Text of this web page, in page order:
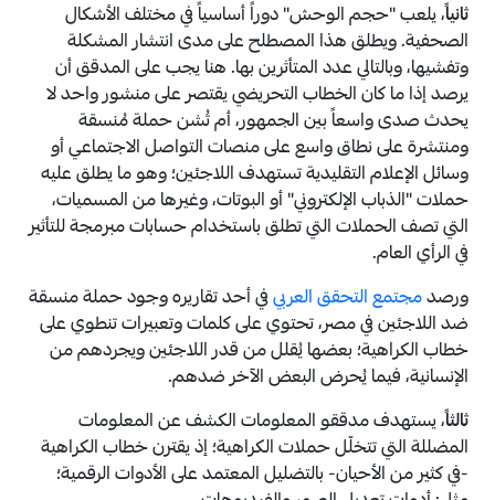
ثانياً، يلعب "حجم الوحش" دوراً أساسياً في مختلف الأشكال
الصحفية. ويطلق هذا المصطلح على مدى انتشار المشكلة
وتفشيها، وبالتالي عدد المتأثرين بها. هنا يجب على المدقق أن
يرصد إذا ما كان الخطاب التحريضي يقتصر على منشور واحد لا
يحدث صدى واسعاً بين الجمهور، أم تُشن حملة مُنسقة
ومنتشرة على نطاق واسع على منصات التواصل الاجتماعي أو
وسائل الإعلام التقليدية تستهدف اللاجئين؛ وهو ما يطلق عليه
حملات "الذباب الإلكتروني" أو البوتات، وغيرها من المسميات،
التي تصف الحملات التي تطلق باستخدام حسابات مبرمجة للتأثير
في الرأي العام.
ورصدمجتمع التحقق العربيفي أحد تقاريره وجود حملة منسقة
ضد اللاجئين في مصر، تحتوي على كلمات وتعبيرات تنطوي على
خطاب الكراهية؛ بعضها يُقلل من قدر اللاجئين ويجردهم من
الإنسانية، فيما يُحرض البعض الآخر ضدهم.
ثالثاً، يستهدف مدققو المعلومات الكشف عن المعلومات
المضللة التي تتخلّل حملات الكراهية؛ إذ يقترن خطاب الكراهية
-في كثير من الأحيان- بالتضليل المعتمد على الأدوات الرقمية؛